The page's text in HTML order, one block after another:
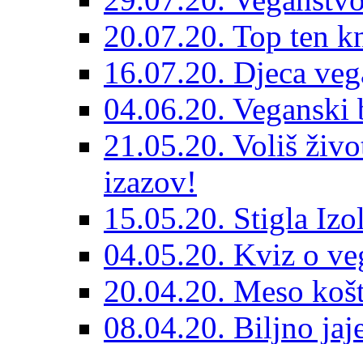
20.07.20. Top ten
16.07.20. Djeca
04.06.20. Veganski
21.05.20. Voliš
izazov!
15.05.20. Stigla
04.05.20. Kviz o
20.04.20. Meso
08.04.20. Biljno